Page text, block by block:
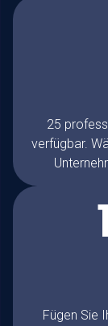
25
verfügbar.
Fügen Sie